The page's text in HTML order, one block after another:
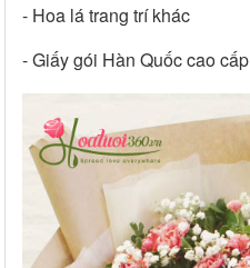
- Hoa lá trang trí khác
- Giấy gói Hàn Quốc cao cấp